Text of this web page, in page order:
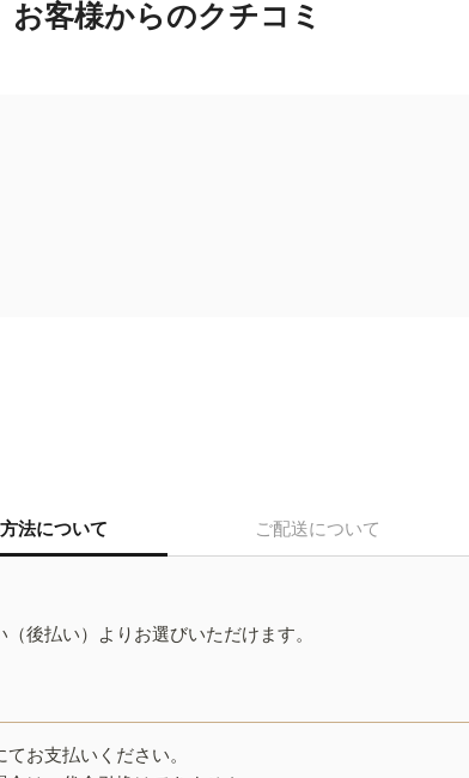
お客様からのクチコミ
法について ご配送について
後払い）よりお選びいただけます。
お支払いください。